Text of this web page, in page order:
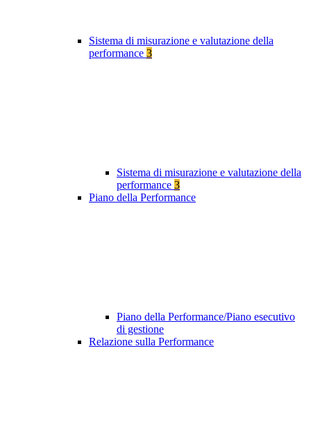
Sistema di misurazione e valutazione della
performance 3
Sistema di misurazione e valutazione della
performance 3
Piano della Performance
Piano della Performance/Piano esecutivo
di gestione
Relazione sulla Performance